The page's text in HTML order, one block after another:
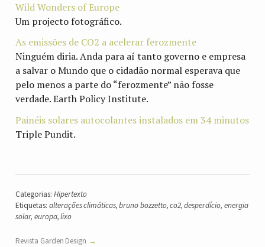
Wild Wonders of Europe
Um projecto fotográfico.
As emissões de CO2 a acelerar ferozmente
Ninguém diria. Anda para aí tanto governo e empresa
a salvar o Mundo que o cidadão normal esperava que
pelo menos a parte do “ferozmente” não fosse
verdade. Earth Policy Institute.
Painéis solares autocolantes instalados em 34 minutos
Triple Pundit.
Categorias: Hipertexto
Etiquetas: alterações climáticas,bruno bozzetto,co2,desperdício, energia
solar, europa,lixo
Revista Garden Design